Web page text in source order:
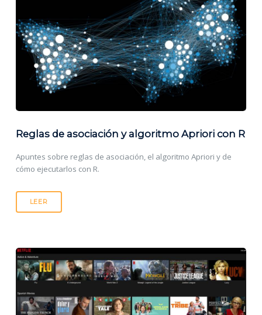
Reglas de asociación y algoritmo Apriori con R
Apuntes sobre reglas de asociación, el algoritmo Apriori y de
cómo ejecutarlos con R.
LEER